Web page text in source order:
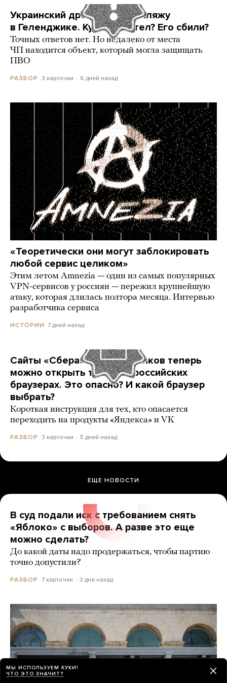
Украинский дрон попал по пляжу
в Геленджике. Куда он летел? Его сбили?
Точных ответов нет. Но недалеко от места
ЧП находится объект, который могла защищать
ПВО
РАЗБОР 3 карточки 6 дней назад
«Теоретически они могут заблокировать
любой сервис целиком»
Этим летом Amnezia — один из самых популярных
VPN-сервисов у россиян — пережил крупнейшую
атаку, которая длилась полтора месяца. Интервью
разработчика сервиса
ИСТОРИИ 7 дней назад
Сайты «Сбера» и других банков теперь
можно открыть только в российских
браузерах. Это опасно? И какой браузер
выбрать?
Короткая инструкция для тех, кто опасается
переходить на продукты «Яндекса» и VK
РАЗБОР 3 карточки 5 дней назад
ЕЩЕ НОВОСТИ
В суд подали иск с требованием снять
«Яблоко» с выборов. А разве это еще
можно сделать?
До какой даты надо продержаться, чтобы партию
точно допустили?
РАЗБОР 7 карточек 3 дня назад
МЫ ИСПОЛЬЗУЕМ КУКИ!
ЧТО ЭТО ЗНАЧИТ?